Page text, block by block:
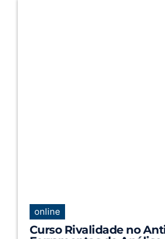
online
Curso Rivalidade no